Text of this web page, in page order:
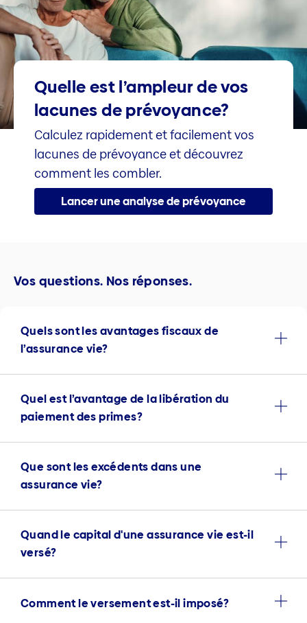
Quelle est l’ampleur de vos
lacunes de prévoyance?
Calculez rapidement et facilement vos
lacunes de prévoyance et découvrez
comment les combler.
Lancer une analyse de prévoyance
Vos questions. Nos réponses.
Quels sont les avantages fiscaux de
l’assurance vie?
Quel est l’avantage de la libération du
paiement des primes?
Que sont les excédents dans une
assurance vie?
Quand le capital d'une assurance vie est-il
versé?
Comment le versement est-il imposé?